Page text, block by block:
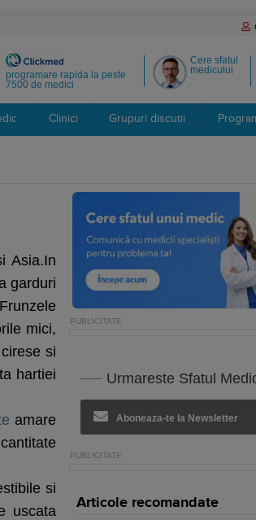
Cere sfatul
medicului
programare rapida la peste
7500 de medici
Clinici Grupuri discutii
Asia.In
garduri
mici,
si
hartiei
amare
si
uscata
Urmareste Sfatul
Aboneaza-te la Newsletter
Articole recomandate